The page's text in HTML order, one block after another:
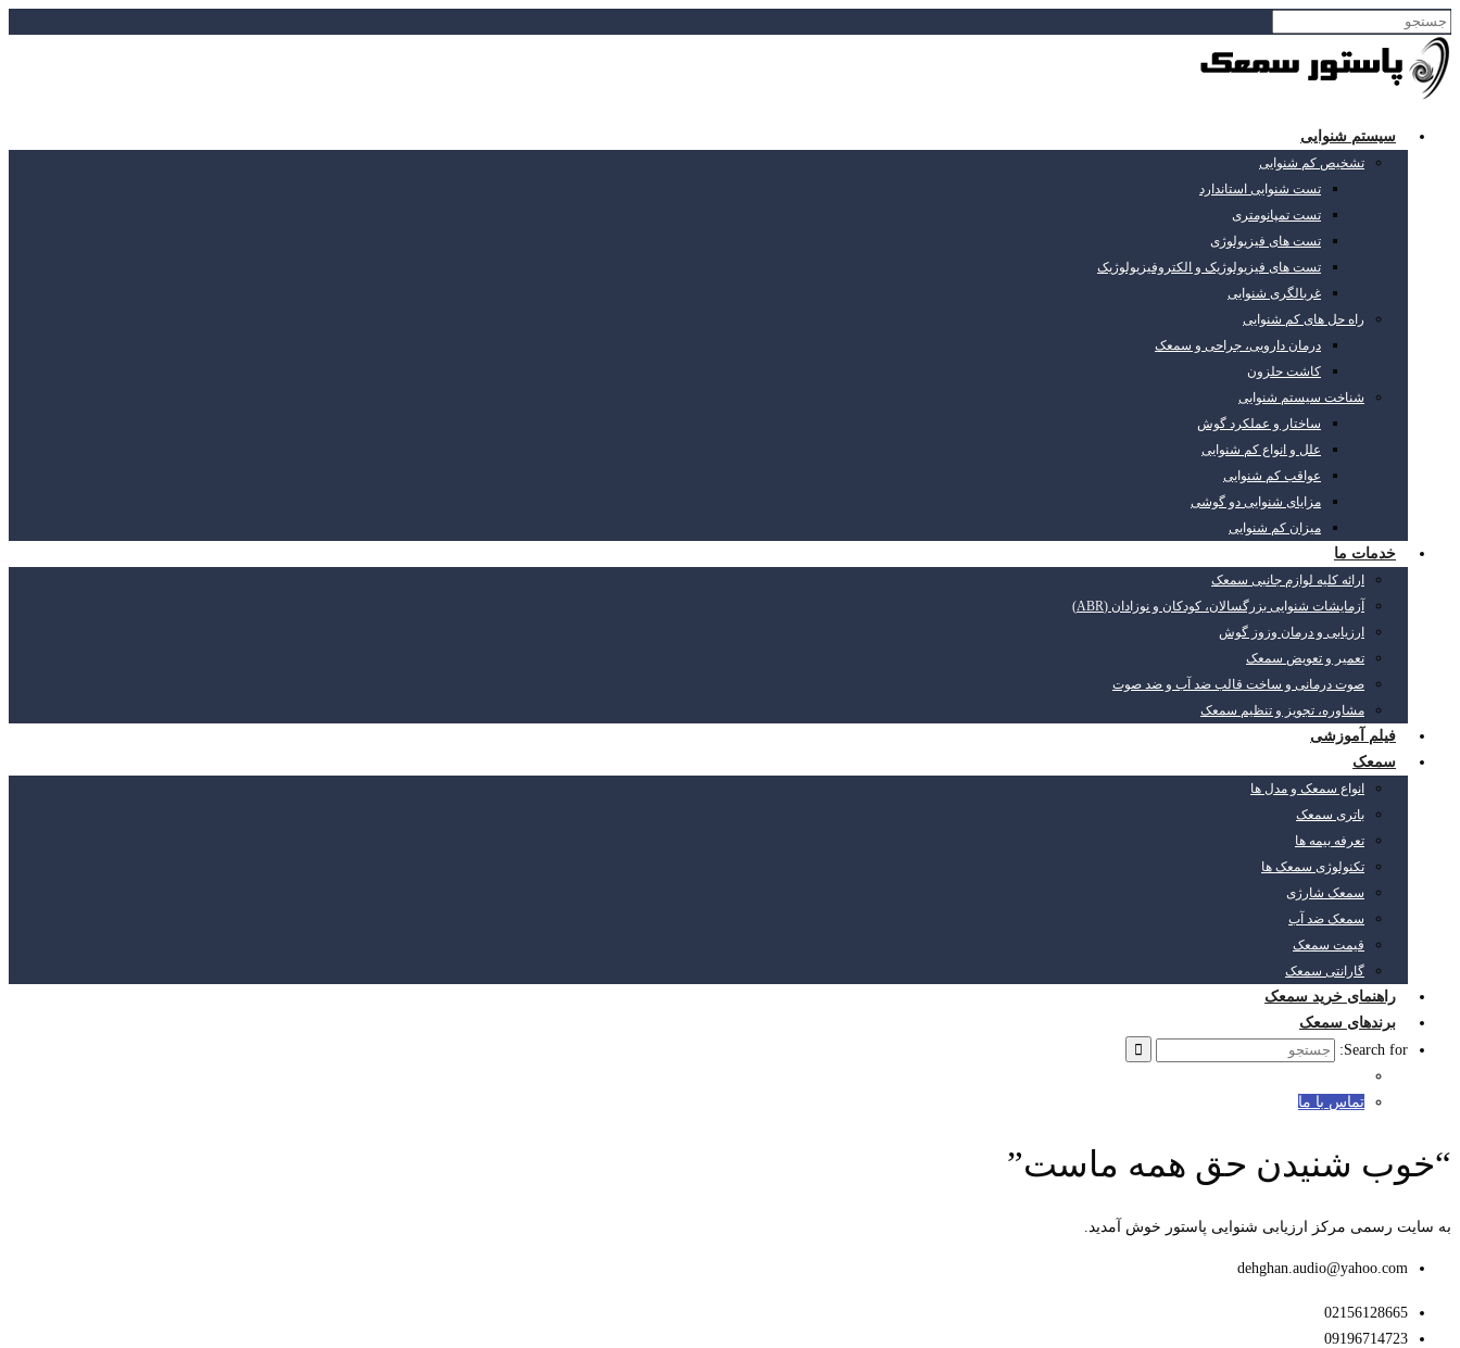
سیستم شنوایی
تشخیص کم شنوایی
تست شنوایی استاندارد
تست تمپانومتری
تست های فیزیولوژی
تست های فیزیولوژیک و الکتروفیزیولوژیک
غربالگری شنوایی
راه حل های کم شنوایی
درمان دارویی، جراحی و سمعک
کاشت حلزون
شناخت سیستم شنوایی
ساختار و عملکرد گوش
علل و انواع کم شنوایی
عواقب کم شنوایی
مزایای شنوایی دو گوشی
میزان کم شنوایی
خدمات ما
ارائه کلیه لوازم جانبی سمعک
آزمایشات شنوایی بزرگسالان، کودکان و نوزادان (ABR)
ارزیابی و درمان وزوز گوش
تعمیر و تعویض سمعک
صوت درمانی و ساخت قالب ضد آب و ضد صوت
مشاوره، تجویز و تنظیم سمعک
فیلم آموزشی
سمعک
انواع سمعک و مدل ها
باتری سمعک
تعرفه بیمه ها
تکنولوژی سمعک ها
سمعک شارژی
سمعک ضد آب
قیمت سمعک
گارانتی سمعک
راهنمای خرید سمعک
برندهای سمعک
Search for:
تماس با ما
“خوب شنیدن حق همه ماست”
به سایت رسمی مرکز ارزیابی شنوایی پاستور خوش آمدید.
dehghan.audio@yahoo.com
02156128665
09196714723